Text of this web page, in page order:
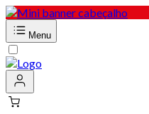
Menu